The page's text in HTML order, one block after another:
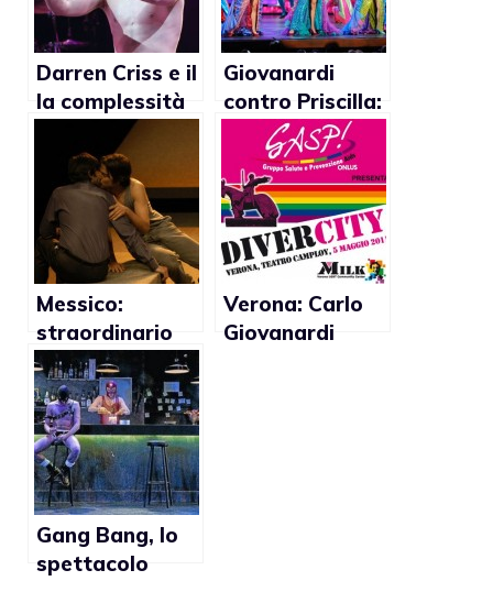
Darren Criss e il
la complessità
di Hedwig a
Broadway
Giovanardi
contro Priscilla:
“Padre che si
rivela gay puo’
creare dei
problemi ai
figli”
Messico:
straordinario
successo per
Cock con Diego
Luna
Verona: Carlo
Giovanardi
Gang Bang, lo
spettacolo